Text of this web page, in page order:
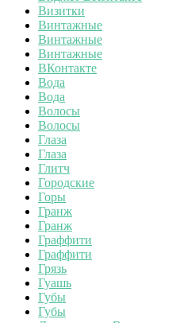
Визитки
Винтажные
Винтажные
Винтажные
ВКонтакте
Вода
Вода
Волосы
Волосы
Глаза
Глаза
Глитч
Городские
Горы
Гранж
Гранж
Граффити
Граффити
Грязь
Гуашь
Губы
Губы